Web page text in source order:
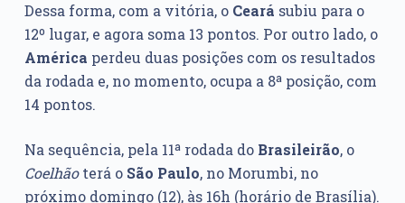
Dessa forma, com a vitória, o Ceará subiu para o
12º lugar, e agora soma 13 pontos. Por outro lado, o
América perdeu duas posições com os resultados
da rodada e, no momento, ocupa a 8ª posição, com
14 pontos.
Na sequência, pela 11ª rodada do Brasileirão, o
Coelhãoterá o São Paulo, no Morumbi, no
próximo domingo (12), às 16h (horário de Brasília).